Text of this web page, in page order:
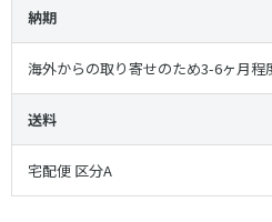
納期
海外からの取り寄せのため3-6ヶ月程
送料
宅配便 区分A